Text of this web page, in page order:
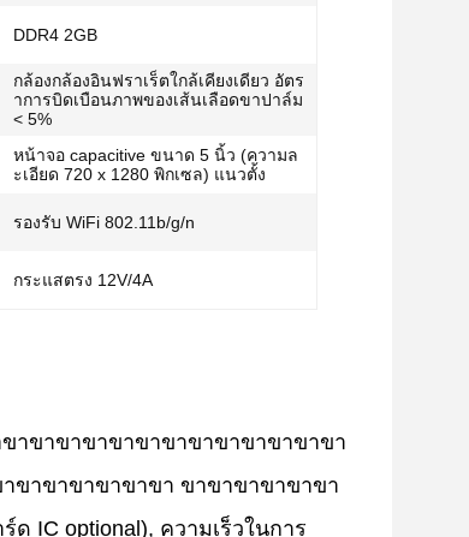
DDR4 2GB
กล้องกล้องอินฟราเร็ตใกล้เคียงเดียว อัตร
าการบิดเบือนภาพของเส้นเลือดขาปาล์ม
< 5%
หน้าจอ capacitive ขนาด 5 นิ้ว (ความล
ะเอียด 720 x 1280 พิกเซล) แนวตั้ง
รองรับ WiFi 802.11b/g/n
กระแสตรง 12V/4A
าขาขาขาขาขาขาขาขาขาขาขาขา
ขาขาขาขาขาขา ขาขาขาขาขาขา
IC optional), ความเร็วในการ